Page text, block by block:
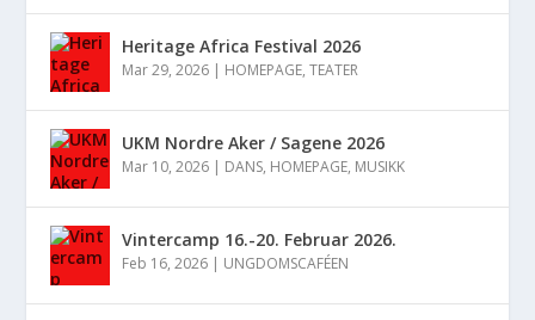
Heritage Africa Festival 2026
Mar 29, 2026 | HOMEPAGE,TEATER
UKM Nordre Aker / Sagene 2026
Mar 10, 2026 | DANS, HOMEPAGE, MUSIKK
Vintercamp 16.-20. Februar 2026.
Feb 16, 2026 | UNGDOMSCAFÉEN